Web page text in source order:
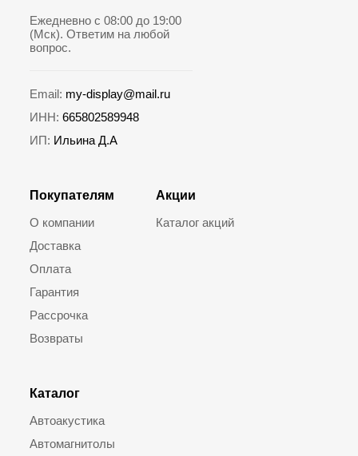
Покупателям
О компании
Доставка
Оплата
Гарантия
Рассрочка
Возвраты
Каталог
Автоакустика
Автомагнитолы
Акции
Каталог акций
Ежедневно с 08:00 до 19:00
(Мск). Ответим на любой
вопрос.
Email: my-display@mail.ru
ИНН: 665802589948
ИП: Ильина Д.А